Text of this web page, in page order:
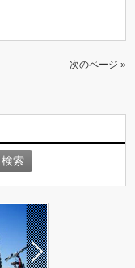
次のページ »